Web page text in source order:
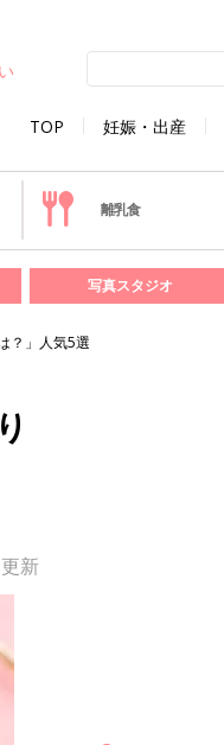
TOP 妊娠・出産
離乳食
写真スタジオ
？」人気5選
更新